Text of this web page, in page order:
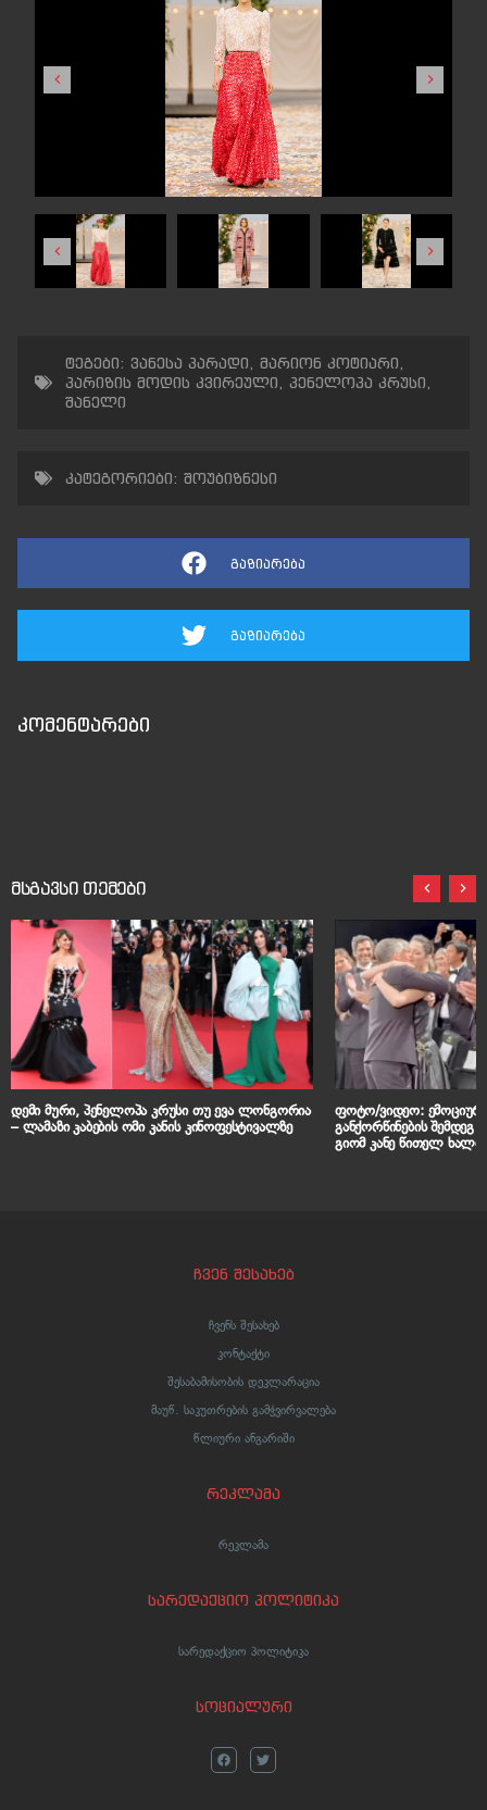
ტეგები: ვანესა პარადი, მარიონ კოტიარი,
პარიზის მოდის კვირეული, პენელოპა კრუსი,
შანელი
კატეგორიები: შოუბიზნესი
გაზიარება
გაზიარება
კომენტარები
მსგავსი თემები
დემი მური, პენელოპა კრუსი თუ ევა ლონგორია
– ლამაზი კაბების ომი კანის კინოფესტივალზე
ფოტო/ვიდეო:
განქორწინების შემდეგ
გიომ კანე წითელ
ჩვენ შესახებ
ჩვენს შესახებ
კონტაქტი
შესაბამისობის დეკლარაცია
მაუწ. საკუთრების გამჭვირვალება
წლიური ანგარიში
რეკლამა
რეკლამა
სარედაქციო პოლიტიკა
სარედაქციო პოლიტიკა
სოციალური